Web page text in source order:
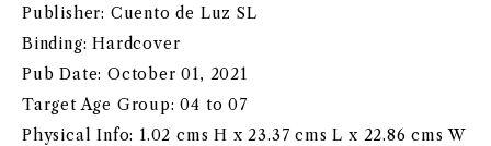
Publisher: Cuento de Luz SL
Binding: Hardcover
Pub Date: October 01, 2021
Target Age Group: 04 to 07
Physical Info: 1.02 cms H x 23.37 cms L x 22.86 cms W